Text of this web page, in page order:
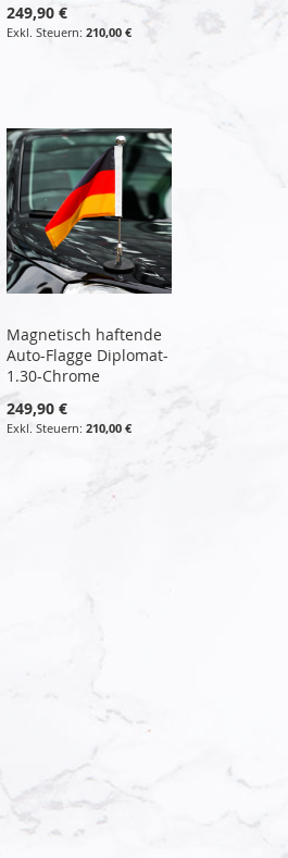
249,90 €
210,00 €
Magnetisch haftende
Auto-Flagge Diplomat-
1.30-Chrome
249,90 €
210,00 €